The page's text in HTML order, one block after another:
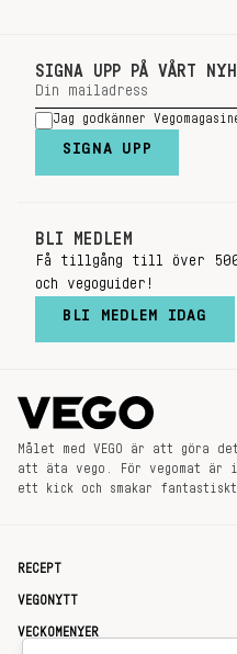
SIGNA UPP PÅ VÅRT
Jag godkänner
SIGNA UPP
BLI MEDLEM
Få tillgång till över
och vegoguider!
BLI MEDLEM IDAG
Målet med VEGO är att göra
att äta vego. För vegomat
ett kick och smakar fantastiskt.
RECEPT
VEGONYTT
VECKOMENYER